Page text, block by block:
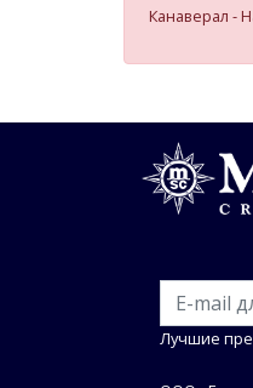
Канаверал -
Лучшие